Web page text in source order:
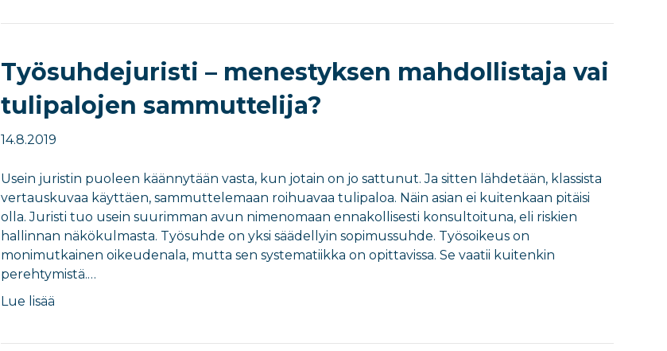
Työsuhdejuristi – menestyksen mahdollistaja vai
tulipalojen sammuttelija?
14.8.2019
Usein juristin puoleen käännytään vasta, kun jotain on jo sattunut. Ja sitten lähdetään, klassista
vertauskuvaa käyttäen, sammuttelemaan roihuavaa tulipaloa. Näin asian ei kuitenkaan pitäisi
olla. Juristi tuo usein suurimman avun nimenomaan ennakollisesti konsultoituna, eli riskien
hallinnan näkökulmasta. Työsuhde on yksi säädellyin sopimussuhde. Työsoikeus on
monimutkainen oikeudenala, mutta sen systematiikka on opittavissa. Se vaatii kuitenkin
perehtymistä.…
Lue lisää